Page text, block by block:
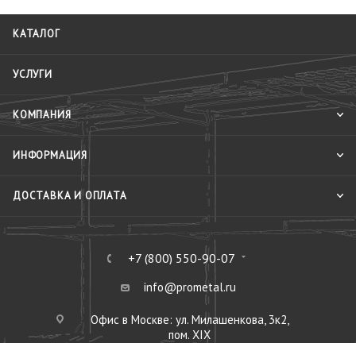
КАТАЛОГ
УСЛУГИ
КОМПАНИЯ
ИНФОРМАЦИЯ
ДОСТАВКА И ОПЛАТА
+7 (800) 550-90-07
info@prometal.ru
Офис в Москве: ул. Милашенкова, 3к2,
пом. XIX